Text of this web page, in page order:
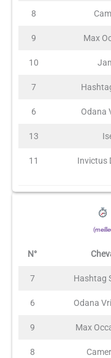
8
9 Max
10
7
6 Odana
13
11 Invictus
N°
7 Hashtag
6 Odana
9 Max
8